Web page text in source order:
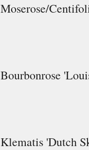
Moserose/
Bourbonrose
Klematis 'Dutch